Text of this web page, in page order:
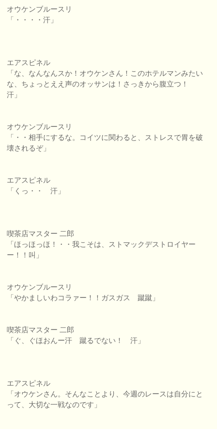
オウケンブルースリ
「・・・・汗」
エアスピネル
「な、なんなんスか！オウケンさん！このホテルマンみたい
な、ちょっとええ声のオッサンは！さっきから腹立つ！
汗」
オウケンブルースリ
「・・相手にするな。コイツに関わると、ストレスで胃を破
壊されるぞ」
エアスピネル
「くっ・・ 汗」
喫茶店マスター 二郎
「ほっほっほ！・・我こそは、ストマックデストロイヤー
ー！！叫」
オウケンブルースリ
「やかましいわコラァー！！ガスガス 蹴蹴」
喫茶店マスター 二郎
「ぐ、ぐほおんー汗 蹴るでない！ 汗」
エアスピネル
「オウケンさん。そんなことより、今週のレースは自分にと
って、大切な一戦なのです」